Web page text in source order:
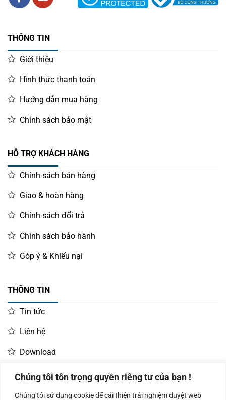
Chúng tôi tôn trọng quyền riêng tư của bạn !
Chúng tôi sử dụng cookie để cải thiện trải nghiệm duyệt web
THÔNG TIN
Giới thiệu
Hình thức thanh toán
Hướng dẫn mua hàng
Chính sách bảo mật
HỖ TRỢ KHÁCH HÀNG
Chính sách bán hàng
Giao & hoàn hàng
Chính sách đổi trả
Chính sách bảo hành
Góp ý & Khiếu nại
THÔNG TIN
Tin tức
Liên hệ
Download
LIÊN HỆ MUA HÀNG